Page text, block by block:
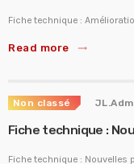
Fiche technique :
Read more trending_flat
Non classé
Fiche technique :
Fiche technique : Nouvelles